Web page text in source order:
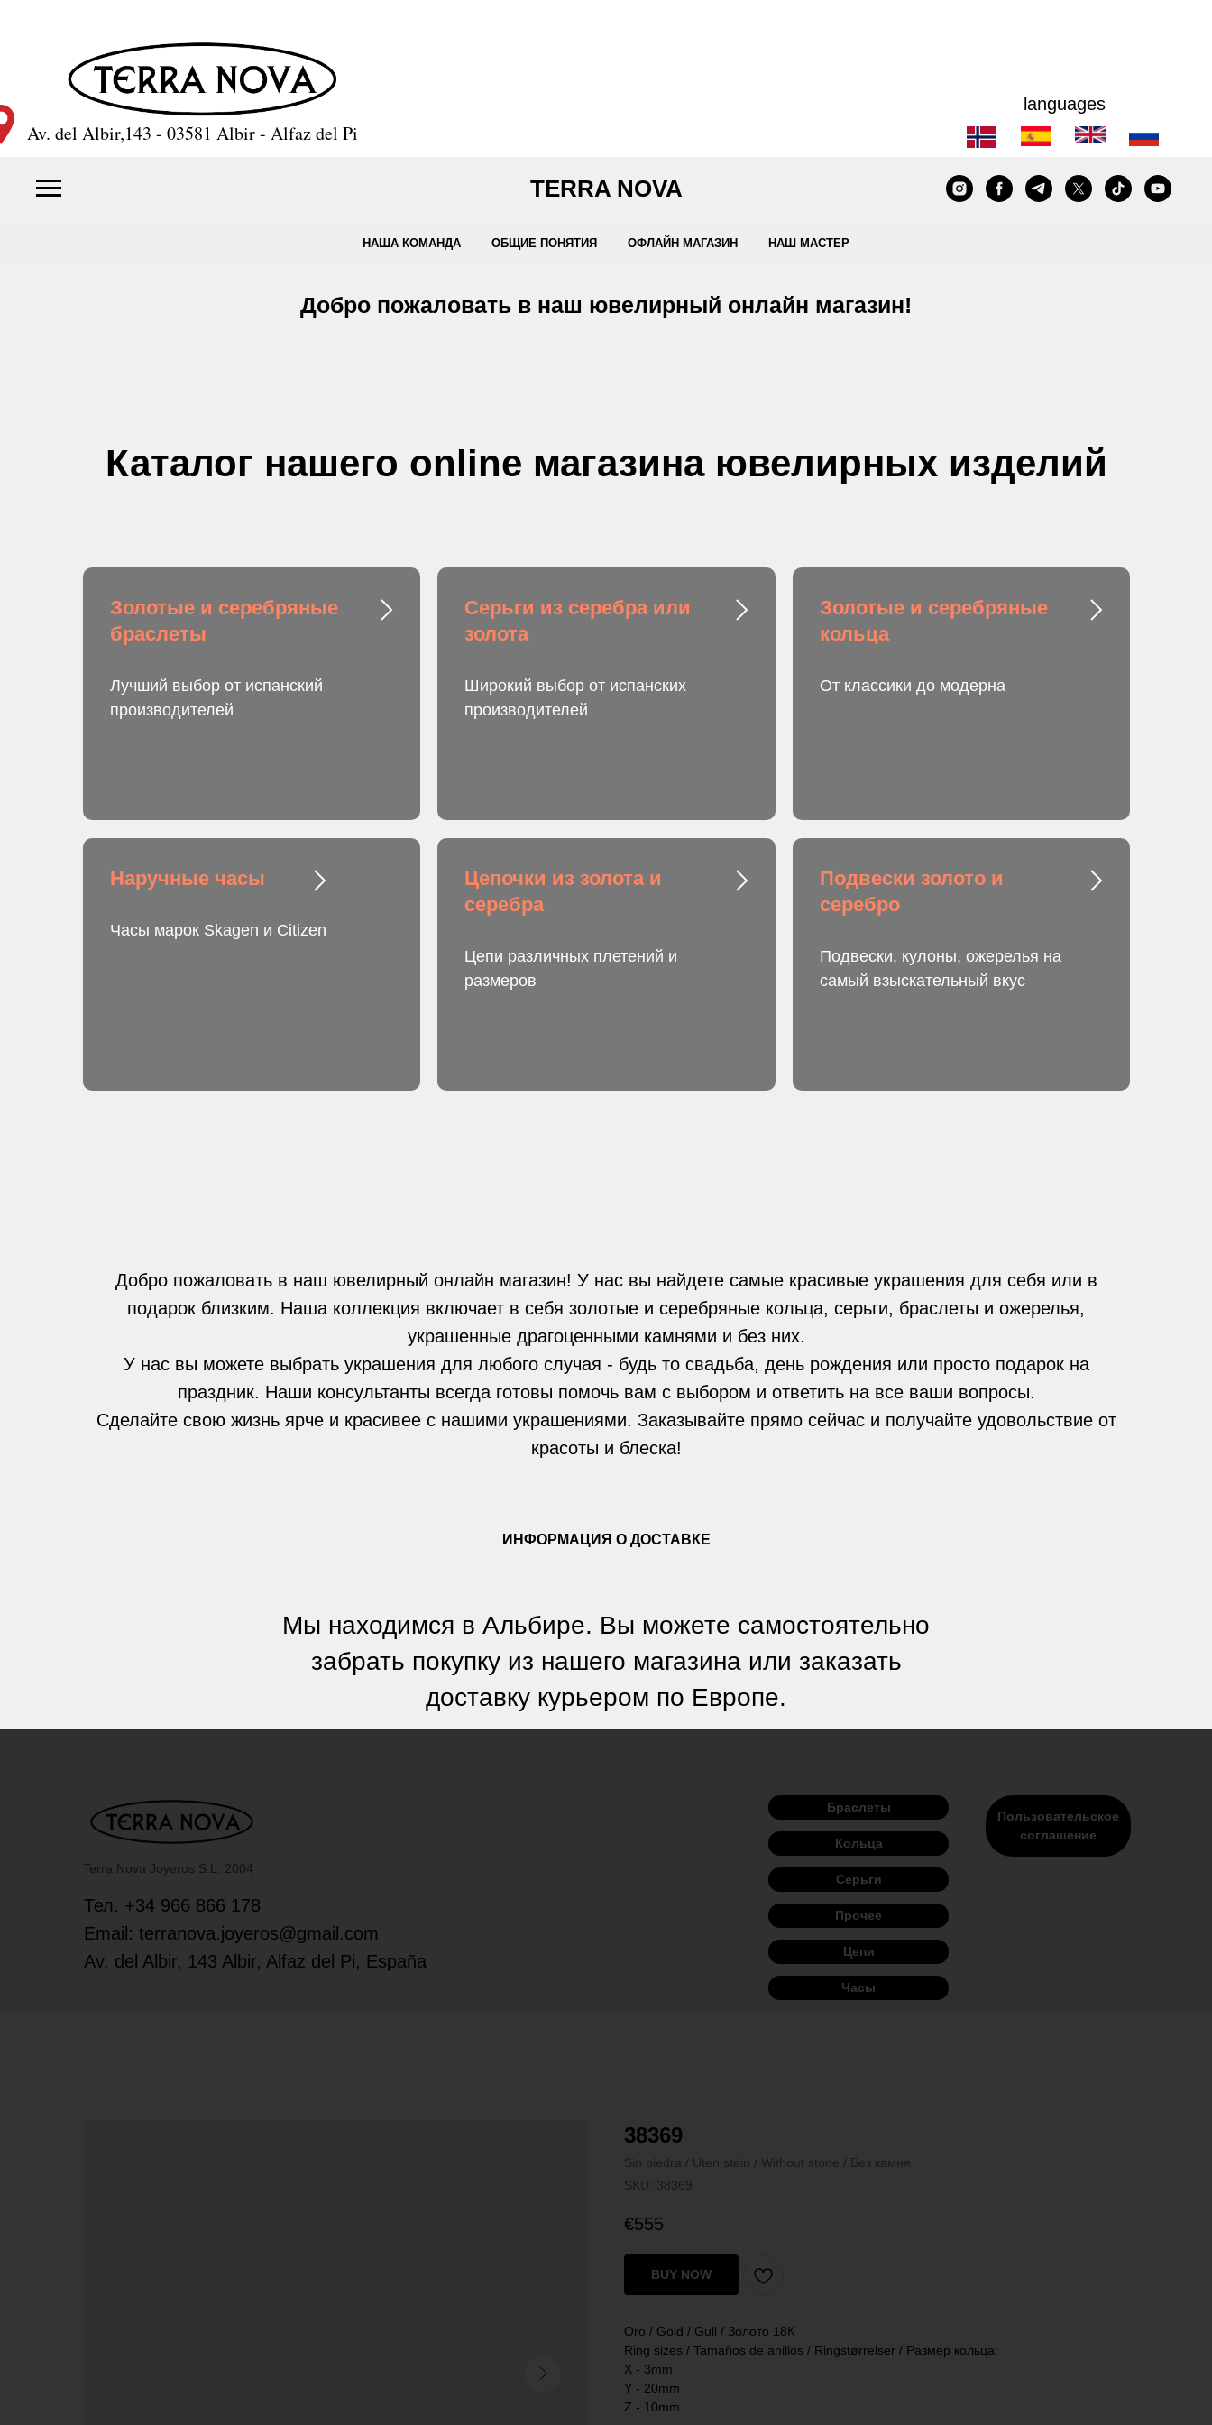
Av. del Albir,143 - 03581 Albir - Alfaz del Pi
languages
TERRA NOVA
НАША КОМАНДА ОБЩИЕ ПОНЯТИЯ ОФЛАЙН МАГАЗИН НАШ МАСТЕР
Добро пожаловать в наш ювелирный онлайн магазин!
Каталог нашего online магазина ювелирных изделий
Золотые и серебряные
браслеты
Лучший выбор от испанский
производителей
Серьги из серебра или
золота
Широкий выбор от испанских
производителей
Золотые и серебряные
кольца
От классики до модерна
Наручные часы
Часы марок Skagen и Citizen
Цепочки из золота и
серебра
Цепи различных плетений и
размеров
Подвески золото и
серебро
Подвески, кулоны, ожерелья на
самый взыскательный вкус
Добро пожаловать в наш ювелирный онлайн магазин! У нас вы найдете самые красивые украшения для себя или в
подарок близким. Наша коллекция включает в себя золотые и серебряные кольца, серьги, браслеты и ожерелья,
украшенные драгоценными камнями и без них.
У нас вы можете выбрать украшения для любого случая - будь то свадьба, день рождения или просто подарок на
праздник. Наши консультанты всегда готовы помочь вам с выбором и ответить на все ваши вопросы.
Сделайте свою жизнь ярче и красивее с нашими украшениями. Заказывайте прямо сейчас и получайте удовольствие от
красоты и блеска!
ИНФОРМАЦИЯ О ДОСТАВКЕ
Мы находимся в Альбире. Вы можете самостоятельно
забрать покупку из нашего магазина или заказать
доставку курьером по Европе.
Terra Nova Joyeros S.L. 2004
Браслеты
Кольца
Серьги
Цепи
Часы
Прочее
Пользовательское
соглашение
Тел. +34 966 866 178
Email: terranova.joyeros@gmail.com
Av. del Albir, 143 Albir, Alfaz del Pi, España
38369
Sin piedra / Uten stein / Without stone / Без камня
SKU: 38369
€555
BUY NOW
Oro / Gold / Gull / Золото 18К
Ring sizes / Tamaños de anillos / Ringstørrelser / Размер кольца:
X - 3mm
Y - 20mm
Z - 10mm